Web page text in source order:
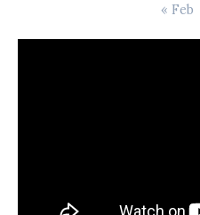
« Feb